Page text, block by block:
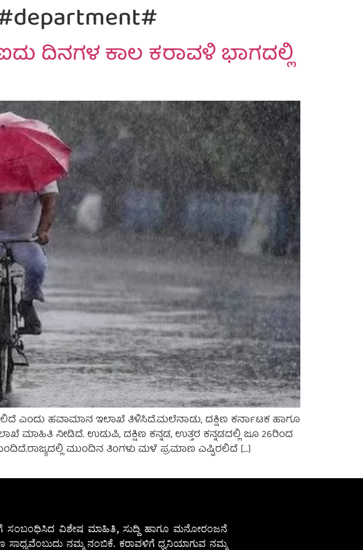
ದಿನಗಳ ಕಾಲ ಕರಾವಳಿ ಭಾಗದಲ್ಲಿ
ಎಂದು ಹವಾಮಾನ ಇಲಾಖೆ ತಿಳಿಸಿದೆ.ಮಲೆನಾಡು, ದಕ್ಷಿಣ ಕರ್ನಾಟಕ ಹಾಗೂ
ನೀಡಿದೆ. ಉಡುಪಿ, ದಕ್ಷಿಣ ಕನ್ನಡ, ಉತ್ತರ ಕನ್ನಡದಲ್ಲಿ ಜೂ 26ರಿಂದ
ಮುಂದಿನ ತಿಂಗಳು ಮಳೆ ಪ್ರಮಾಣ ಎಷ್ಟಿರಲಿದೆ […]
ಸಂಬಂಧಿಸಿದ ವಿಶೇಷ ಮಾಹಿತಿ, ಸುದ್ದಿ ಹಾಗೂ ಮನೋರಂಜನೆ
ನಮ್ಮ ನಂಬಿಕೆ. ಕರಾವಳಿಗೆ ಧ್ವನಿಯಾಗುವ ನಮ್ಮ